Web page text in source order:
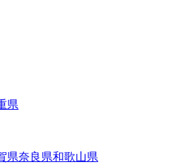
県
県奈良県和歌山県